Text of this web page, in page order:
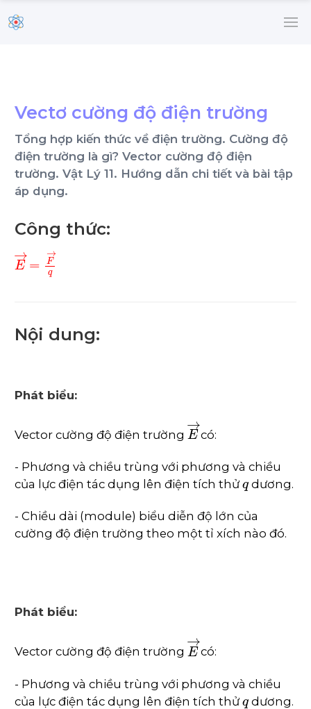
Vectơ cường độ điện trường
Tổng hợp kiến thức về điện trường. Cường độ
điện trường là gì? Vector cường độ điện
trường. Vật Lý 11. Hướng dẫn chi tiết và bài tập
áp dụng.
Công thức:
E→ F→
Nội dung:
Phát biểu:
Vector cường độ điện trường E→
có:
- Phương và chiều trùng với phương và chiều
của lực điện tác dụng lên điện tích thử qdương.
- Chiều dài (module) biểu diễn độ lớn của
cường độ điện trường theo một tỉ xích nào đó.
Phát biểu:
Vector cường độ điện trường E→
có:
- Phương và chiều trùng với phương và chiều
của lực điện tác dụng lên điện tích thử qdương.